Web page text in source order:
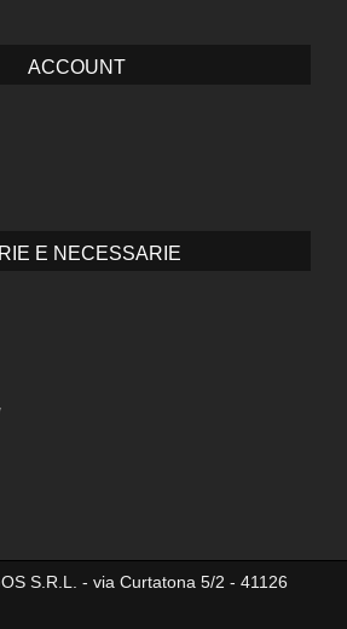
ACCOUNT
E NECESSARIE
S.R.L. - via Curtatona 5/2 - 41126